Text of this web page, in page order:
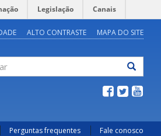
Legislação Canais
ALTO CONTRASTE MAPA DO SITE
Perguntas frequentes Fale conosco